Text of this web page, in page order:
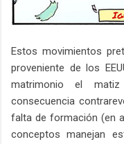
Estos movimientos
proveniente de los
matrimonio el
consecuencia
falta de formación (en
conceptos manejan